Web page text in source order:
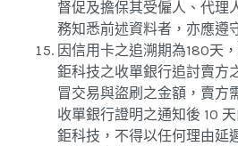
督促及擔保其受僱人、代理
務知悉前述資料者，亦應遵
因信用卡之追溯期為180天
鉅科技之收單銀行追討賣方
冒交易與盜刷之金額，賣方
收單銀行證明之通知後 10
鉅科技，不得以任何理由延